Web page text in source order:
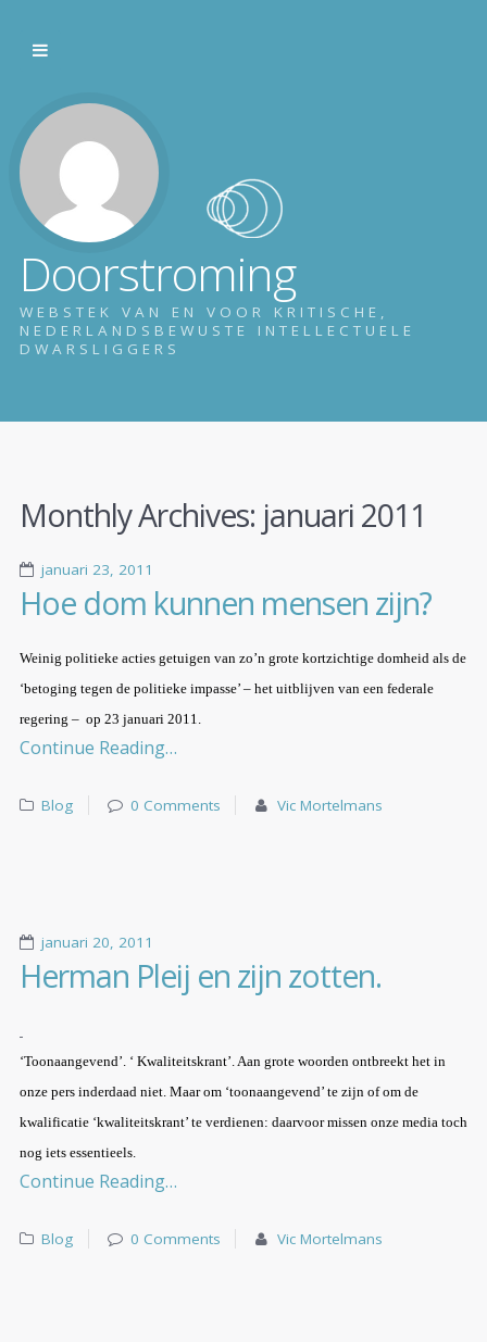
Doorstroming
WEBSTEK VAN EN VOOR KRITISCHE,
NEDERLANDSBEWUSTE INTELLECTUELE
DWARSLIGGERS
Monthly Archives: januari 2011
januari 23, 2011
Hoe dom kunnen mensen zijn?
Weinig politieke acties getuigen van zo’n grote kortzichtige domheid als de
‘betoging tegen de politieke impasse’ – het uitblijven van een federale
regering – op 23 januari 2011.
Continue Reading…
Blog 0 Comments Vic Mortelmans
januari 20, 2011
Herman Pleij en zijn zotten.
‘Toonaangevend’. ‘ Kwaliteitskrant’. Aan grote woorden ontbreekt het in
onze pers inderdaad niet. Maar om ‘toonaangevend’ te zijn of om de
kwalificatie ‘kwaliteitskrant’ te verdienen: daarvoor missen onze media toch
nog iets essentieels.
Continue Reading…
Blog 0 Comments Vic Mortelmans